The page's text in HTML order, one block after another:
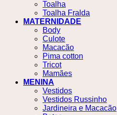
Toalha
Toalha Fralda
MATERNIDADE
Body
Culote
Macacão
Pima cotton
Tricot
Mamães
MENINA
Vestidos
Vestidos Russinho
Jardineira e Macacão